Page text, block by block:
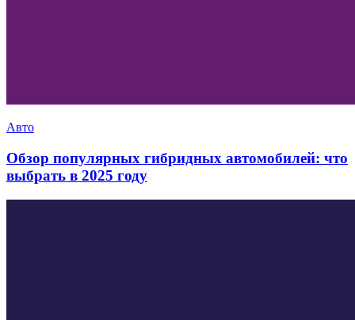
Авто
Обзор популярных гибридных автомобилей: что
выбрать в 2025 году